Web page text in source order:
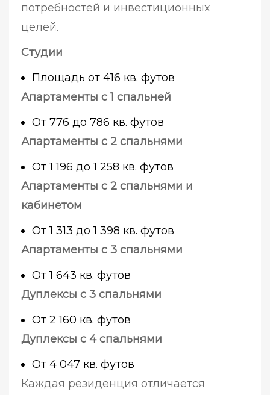
потребностей и инвестиционных
целей.
Студии
Площадь от 416 кв. футов
Апартаменты с 1 спальней
От 776 до 786 кв. футов
Апартаменты с 2 спальнями
От 1 196 до 1 258 кв. футов
Апартаменты с 2 спальнями и
кабинетом
От 1 313 до 1 398 кв. футов
Апартаменты с 3 спальнями
От 1 643 кв. футов
Дуплексы с 3 спальнями
От 2 160 кв. футов
Дуплексы с 4 спальнями
От 4 047 кв. футов
Каждая резиденция отличается